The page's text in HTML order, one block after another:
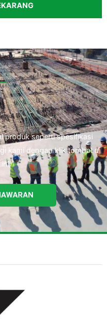
produk seperti spesifikasi
kami dengan klik tombol di